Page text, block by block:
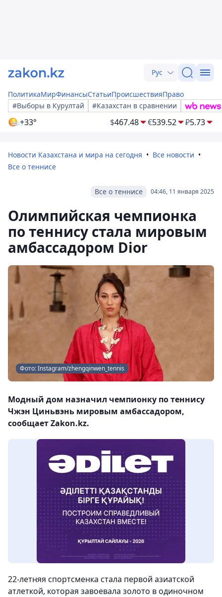
Рус
ПолитикаМирФинансыСтатьиПроисшествияПраво
#Выборы в Курултай
#Казахстан в сравнении
+33° $467.48 €539.52 ₽5.73
Новости Казахстана и мира на сегодня
Все новости
Все о теннисе
04:46, 11 января 2025
Все о теннисе
Олимпийская чемпионка
по теннису стала мировым
амбассадором Dior
Фото: Instagram/zhengqinwen_tennis
Модный дом назначил чемпионку по теннису
Чжэн Циньвэнь мировым амбассадором,
сообщает Zakon.kz.
22-летняя спортсменка стала первой азиатской
атлеткой, которая завоевала золото в одиночном